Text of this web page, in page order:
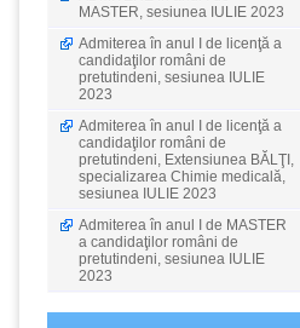
MASTER, sesiunea IULIE 2023
Admiterea în anul I de licenţă a
candidaţilor români de
pretutindeni, sesiunea IULIE
2023
Admiterea în anul I de licenţă a
candidaţilor români de
pretutindeni, Extensiunea BĂLŢI,
specializarea Chimie medicală,
sesiunea IULIE 2023
Admiterea în anul I de MASTER
a candidaţilor români de
pretutindeni, sesiunea IULIE
2023